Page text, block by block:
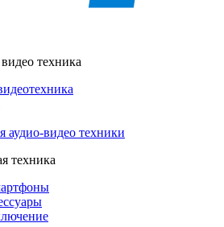
техника
аудио-видео техники
техника